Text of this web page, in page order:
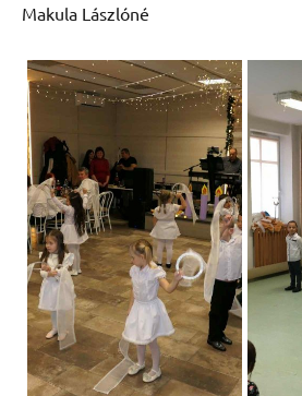
Makula Lászlóné